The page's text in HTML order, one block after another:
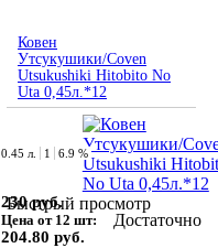
Ковен
Утсукушики/Coven
Utsukushiki Hitobito No
Uta 0,45л.*12
Быстрый просмотр
0.45 л. 1 6.9 %
230 руб.
Цена от 12 шт:
204.80 руб.
Достаточно